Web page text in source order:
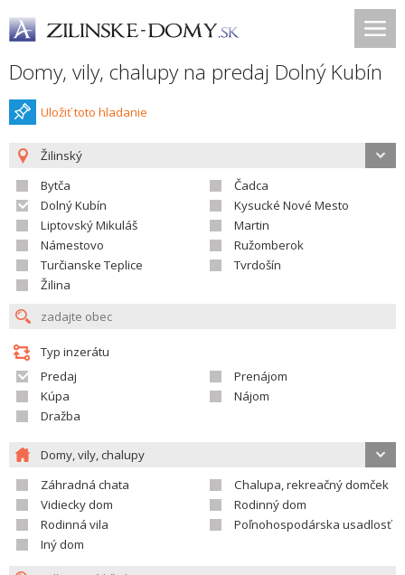
Domy, vily, chalupy na predaj Dolný Kubín
Uložiť toto hladanie
Žilinský
Bytča
Čadca
Dolný Kubín
Kysucké Nové Mesto
Liptovský Mikuláš
Martin
Námestovo
Ružomberok
Turčianske Teplice
Tvrdošín
Žilina
Typ inzerátu
Predaj
Prenájom
Kúpa
Nájom
Dražba
Domy, vily, chalupy
Záhradná chata
Chalupa, rekreačný domček
Vidiecky dom
Rodinný dom
Rodinná vila
Poľnohospodárska usadlosť
Iný dom